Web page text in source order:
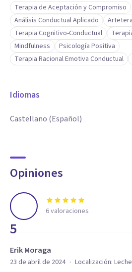
Terapia de Aceptación y Compromiso
Análisis Conductual Aplicado
Terapia Cognitivo-Conductual
Mindfulness
Psicología Positiva
Terapia Racional Emotiva Conductual
Idiomas
Castellano (Español)
Opiniones
5
6valoraciones
Erik Moraga
23 de abril de 2024 · Localización: